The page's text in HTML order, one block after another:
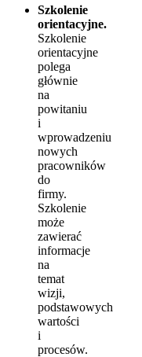
Szkolenie
orientacyjne.
Szkolenie
orientacyjne
polega
głównie
na
powitaniu
i
wprowadzeniu
nowych
pracowników
do
firmy.
Szkolenie
może
zawierać
informacje
na
temat
wizji,
podstawowych
wartości
i
procesów.